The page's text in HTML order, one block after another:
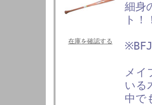
在庫を確認する
細身
ト！
メイ
いる
中で